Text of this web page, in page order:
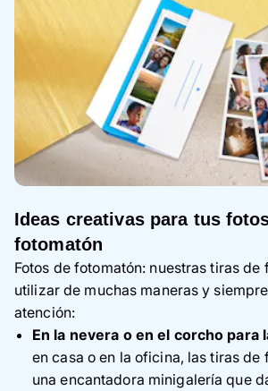
Ideas creativas para tus
fotomatón
Fotos de fotomatón: nuestras tiras de
utilizar de muchas maneras y
atención:
En la nevera o en el corcho para
en casa o en la oficina, las tiras de
una encantadora minigalería que